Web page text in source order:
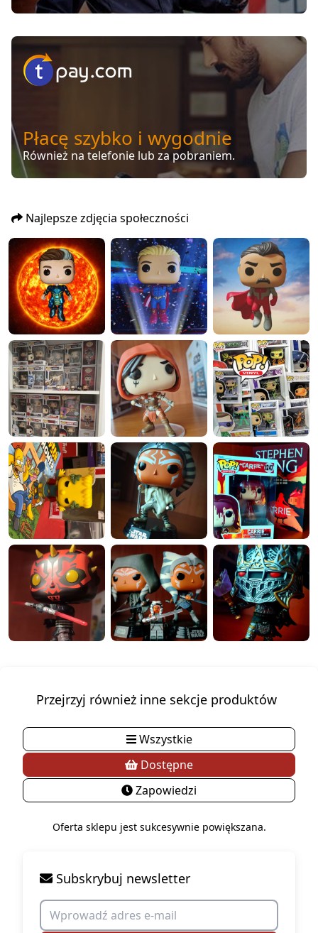
Płacę szybko i wygodnie
Również na telefonie lub za pobraniem.
Najlepsze zdjęcia społeczności
Przejrzyj również inne sekcje produktów
Wszystkie
Dostępne
Zapowiedzi
Oferta sklepu jest sukcesywnie powiększana.
Subskrybuj newsletter